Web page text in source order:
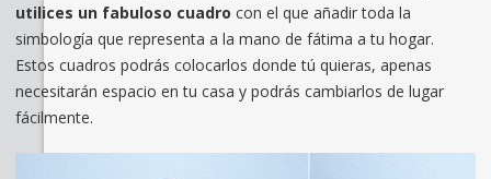
utilices un fabuloso cuadro con el que añadir toda la
simbología que representa a la mano de fátima a tu hogar.
Estos cuadros podrás colocarlos donde tú quieras, apenas
necesitarán espacio en tu casa y podrás cambiarlos de lugar
fácilmente.